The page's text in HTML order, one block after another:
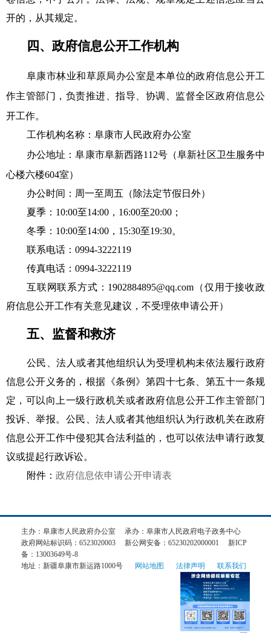
主办：阜康市人民政府办公室
承办：阜康市人民政府电子政务中心
政府网站标识码：6523020003
新公网安备：65230202000001
新ICP
备：13003649号-8
地址：新疆阜康市新运路1000号
网站地图 法律声明 联系我们